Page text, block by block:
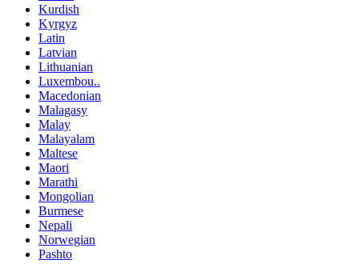
Kurdish
Kyrgyz
Latin
Latvian
Lithuanian
Luxembou..
Macedonian
Malagasy
Malay
Malayalam
Maltese
Maori
Marathi
Mongolian
Burmese
Nepali
Norwegian
Pashto